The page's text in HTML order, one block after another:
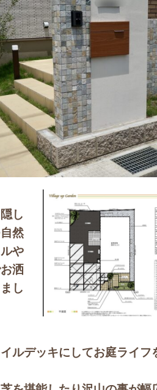
し
然
や
洒
し
ルデッキにしてお庭ライフ